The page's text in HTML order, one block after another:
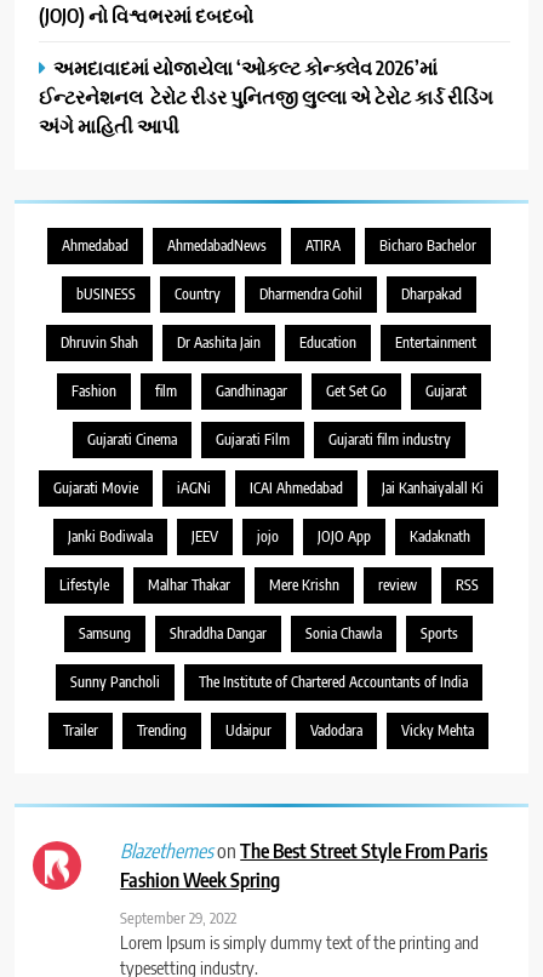
(JOJO) નો વિશ્વભરમાં દબદબો
અમદાવાદમાં યોજાયેલા ‘ઓકલ્ટ કોન્ક્લેવ 2026’માં
ઈન્ટરનેશનલ ટેરોટ રીડર પુનિતજી લુલ્લા એ ટેરોટ કાર્ડ રીડિંગ
અંગે માહિતી આપી
Ahmedabad AhmedabadNews ATIRA Bicharo Bachelor
bUSINESS Country Dharmendra Gohil Dharpakad
Dhruvin Shah Dr Aashita Jain Education Entertainment
Fashion film Gandhinagar Get Set Go Gujarat
Gujarati Cinema Gujarati Film Gujarati film industry
Gujarati Movie iAGNi ICAI Ahmedabad Jai Kanhaiyalall Ki
Janki Bodiwala JEEV jojo JOJO App Kadaknath
Lifestyle Malhar Thakar Mere Krishn review RSS
Samsung Shraddha Dangar Sonia Chawla Sports
Sunny Pancholi The Institute of Chartered Accountants of India
Trailer Trending Udaipur Vadodara Vicky Mehta
BlazethemesonThe Best Street Style From Paris
Fashion Week Spring
September 29, 2022
Lorem Ipsum is simply dummy text of the printing and
typesetting industry.